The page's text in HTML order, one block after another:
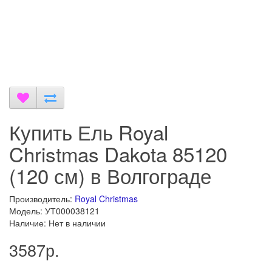
Купить Ель Royal
Christmas Dakota 85120
(120 см) в Волгограде
Производитель: Royal Christmas
Модель: УТ000038121
Наличие: Нет в наличии
3587р.